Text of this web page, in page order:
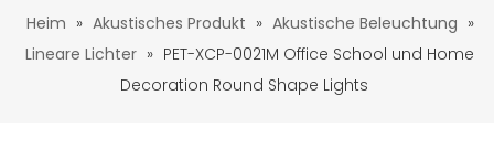
Heim » Akustisches Produkt » Akustische Beleuchtung »
Lineare Lichter » PET-XCP-0021M Office School und Home
Decoration Round Shape Lights